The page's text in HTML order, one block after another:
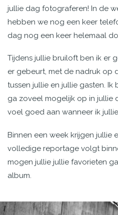
jullie dag fotograferen! In de
hebben we nog een keer
dag nog een keer helemaal
Tijdens jullie bruiloft ben ik er
er gebeurt, met de nadruk op
tussen jullie en jullie gasten.
ga zoveel mogelijk op in jullie
voel goed aan wanneer ik
Binnen een week krijgen jullie
volledige reportage volgt
mogen jullie jullie favorieten
album.